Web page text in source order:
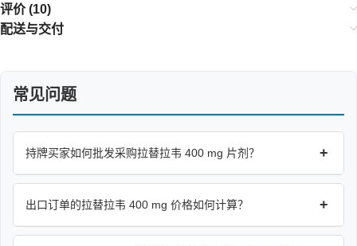
评价 (10)
配送与交付
常见问题
持牌买家如何批发采购拉替拉韦 400 mg 片剂？ +
出口订单的拉替拉韦 400 mg 价格如何计算？ +